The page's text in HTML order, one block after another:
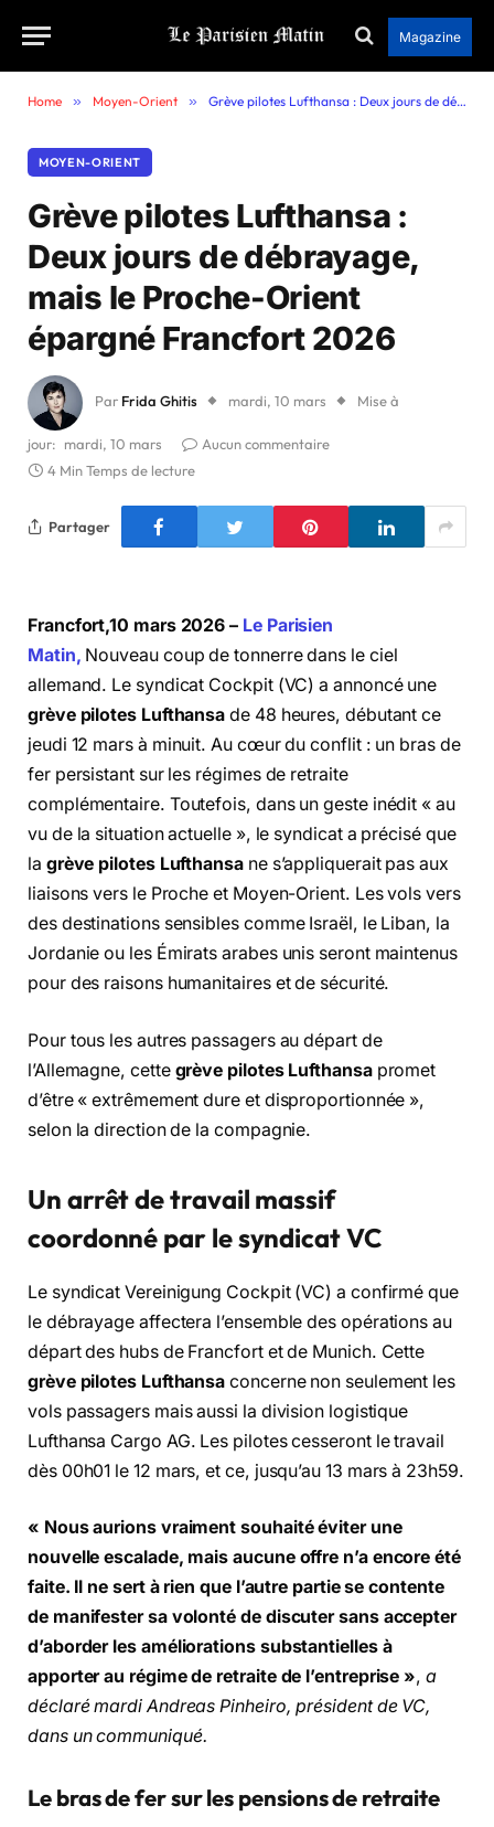
Magazine
Home » Moyen-Orient » Grève pilotes Lufthansa : Deux jours de débrayage, mais le Proche-Orient épargné Francfort 2026
MOYEN-ORIENT
Grève pilotes Lufthansa :
Deux jours de débrayage,
mais le Proche-Orient
épargné Francfort 2026
Par Frida Ghitis mardi, 10 mars Mise à
jour: mardi, 10 mars
Aucun commentaire
4 Min Temps de lecture
Partager
Francfort,10 mars 2026 – Le Parisien
Matin, Nouveau coup de tonnerre dans le ciel
allemand. Le syndicat Cockpit (VC) a annoncé une
grève pilotes Lufthansa de 48 heures, débutant ce
jeudi 12 mars à minuit. Au cœur du conflit : un bras de
fer persistant sur les régimes de retraite
complémentaire. Toutefois, dans un geste inédit « au
vu de la situation actuelle », le syndicat a précisé que
la grève pilotes Lufthansane s’appliquerait pas aux
liaisons vers le Proche et Moyen-Orient. Les vols vers
des destinations sensibles comme Israël, le Liban, la
Jordanie ou les Émirats arabes unis seront maintenus
pour des raisons humanitaires et de sécurité.
Pour tous les autres passagers au départ de
l’Allemagne, cette grève pilotes Lufthansapromet
d’être « extrêmement dure et disproportionnée »,
selon la direction de la compagnie.
Un arrêt de travail massif
coordonné par le syndicat VC
Le syndicat Vereinigung Cockpit (VC) a confirmé que
le débrayage affectera l’ensemble des opérations au
départ des hubs de Francfort et de Munich. Cette
grève pilotes Lufthansa concerne non seulement les
vols passagers mais aussi la division logistique
Lufthansa Cargo AG. Les pilotes cesseront le travail
dès 00h01 le 12 mars, et ce, jusqu’au 13 mars à 23h59.
« Nous aurions vraiment souhaité éviter une
nouvelle escalade, mais aucune offre n’a encore été
faite. Il ne sert à rien que l’autre partie se contente
de manifester sa volonté de discuter sans accepter
d’aborder les améliorations substantielles à
apporter au régime de retraite de l’entreprise »,a
déclaré mardi Andreas Pinheiro, président de VC,
dans un communiqué.
Le bras de fer sur les pensions de retraite